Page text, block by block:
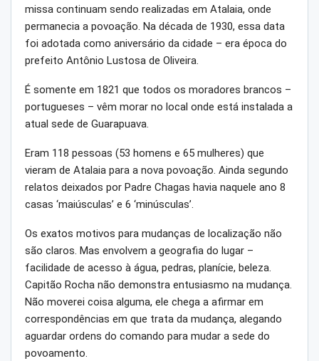
missa continuam sendo realizadas em Atalaia, onde
permanecia a povoação. Na década de 1930, essa data
foi adotada como aniversário da cidade – era época do
prefeito Antônio Lustosa de Oliveira.
É somente em 1821 que todos os moradores brancos –
portugueses – vêm morar no local onde está instalada a
atual sede de Guarapuava.
Eram 118 pessoas (53 homens e 65 mulheres) que
vieram de Atalaia para a nova povoação. Ainda segundo
relatos deixados por Padre Chagas havia naquele ano 8
casas ‘maiúsculas’ e 6 ‘minúsculas’.
Os exatos motivos para mudanças de localização não
são claros. Mas envolvem a geografia do lugar –
facilidade de acesso à água, pedras, planície, beleza.
Capitão Rocha não demonstra entusiasmo na mudança.
Não moverei coisa alguma, ele chega a afirmar em
correspondências em que trata da mudança, alegando
aguardar ordens do comando para mudar a sede do
povoamento.